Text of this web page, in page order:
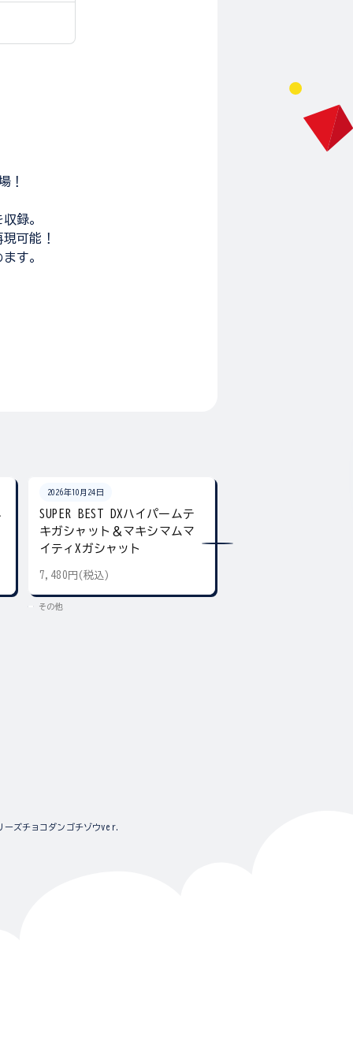
！
録。
可能！
す。
2026年10月24日
SUPER BEST DXハイパームテ
キガシャット＆マキシマムマ
イティXガシャット
7,480円(税込)
その他
ーズチョコダンゴチゾウver.